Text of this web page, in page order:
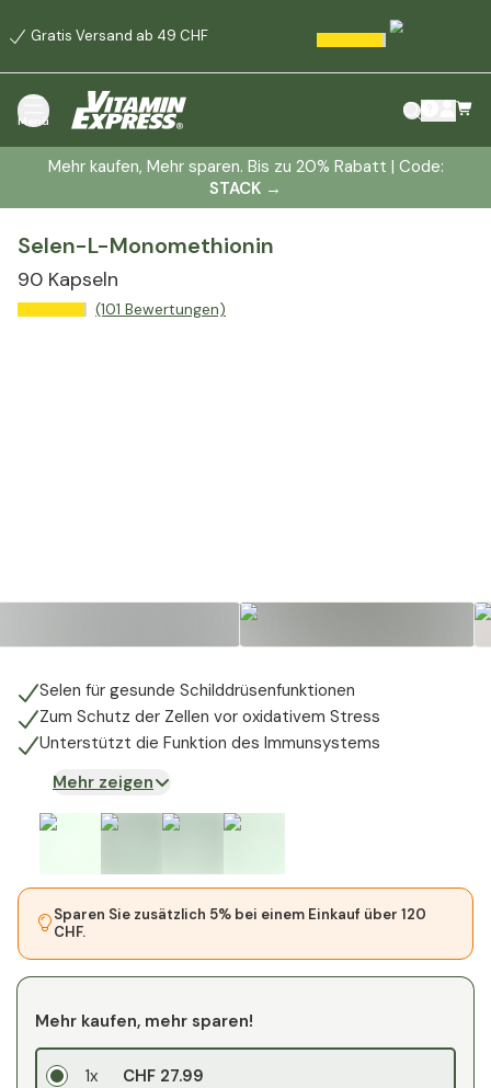
Gratis Versand ab 49 CHF
Menü
Mehr kaufen, Mehr sparen. Bis zu 20% Rabatt | Code:
STACK →
Selen-L-Monomethionin
90 Kapseln
(101 Bewertungen)
Selen für gesunde Schilddrüsenfunktionen
Zum Schutz der Zellen vor oxidativem Stress
Unterstützt die Funktion des Immunsystems
Mehr zeigen
Sparen Sie zusätzlich 5% bei einem Einkauf über 120
CHF.
Mehr kaufen, mehr sparen!
1x CHF 27.99